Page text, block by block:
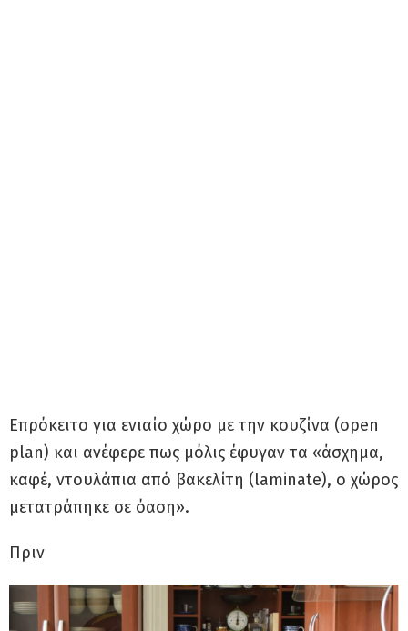
Επρόκειτο για ενιαίο χώρο με την κουζίνα (open
plan) και ανέφερε πως μόλις έφυγαν τα «άσχημα,
καφέ, ντουλάπια από βακελίτη (laminate), ο χώρος
μετατράπηκε σε όαση».
Πριν